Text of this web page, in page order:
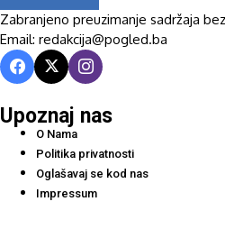
Zabranjeno preuzimanje sadržaja
Email: redakcija@pogled.ba
Upoznaj nas
O Nama
Politika privatnosti
Oglašavaj se kod nas
Impressum